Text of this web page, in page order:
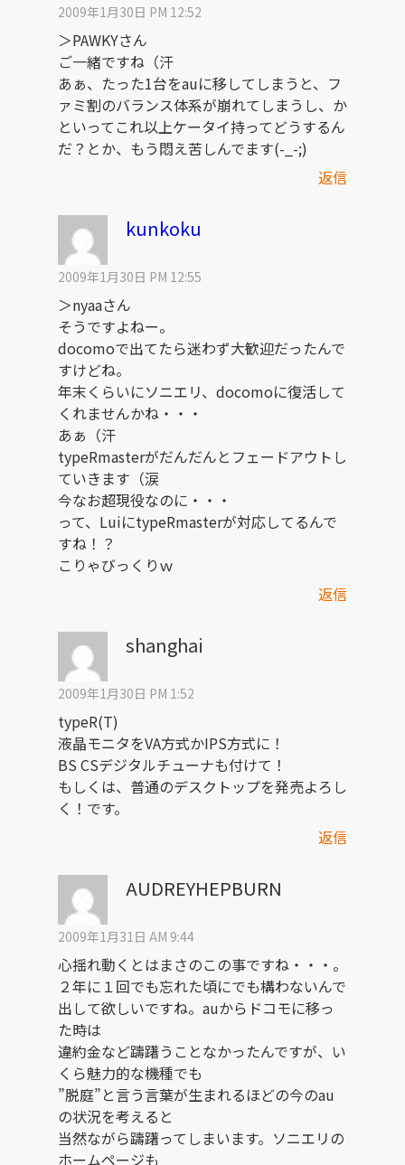
2009年1月30日 PM 12:52
＞PAWKYさん
ご一緒ですね（汗
あぁ、たった1台をauに移してしまうと、フ
ァミ割のバランス体系が崩れてしまうし、か
といってこれ以上ケータイ持ってどうするん
だ？とか、もう悶え苦しんでます(-_-;)
返信
kunkoku
2009年1月30日 PM 12:55
＞nyaaさん
そうですよねー。
docomoで出てたら迷わず大歓迎だったんで
すけどね。
年末くらいにソニエリ、docomoに復活して
くれませんかね・・・
あぁ（汗
typeRmasterがだんだんとフェードアウトし
ていきます（涙
今なお超現役なのに・・・
って、LuiにtypeRmasterが対応してるんで
すね！？
こりゃびっくりｗ
返信
shanghai
2009年1月30日 PM 1:52
typeR(T)
液晶モニタをVA方式かIPS方式に！
BS CSデジタルチューナも付けて！
もしくは、普通のデスクトップを発売よろし
く！です。
返信
AUDREYHEPBURN
2009年1月31日 AM 9:44
心揺れ動くとはまさのこの事ですね・・・。
２年に１回でも忘れた頃にでも構わないんで
出して欲しいですね。auからドコモに移っ
た時は
違約金など躊躇うことなかったんですが、い
くら魅力的な機種でも
”脱庭”と言う言葉が生まれるほどの今のau
の状況を考えると
当然ながら躊躇ってしまいます。ソニエリの
ホームページも